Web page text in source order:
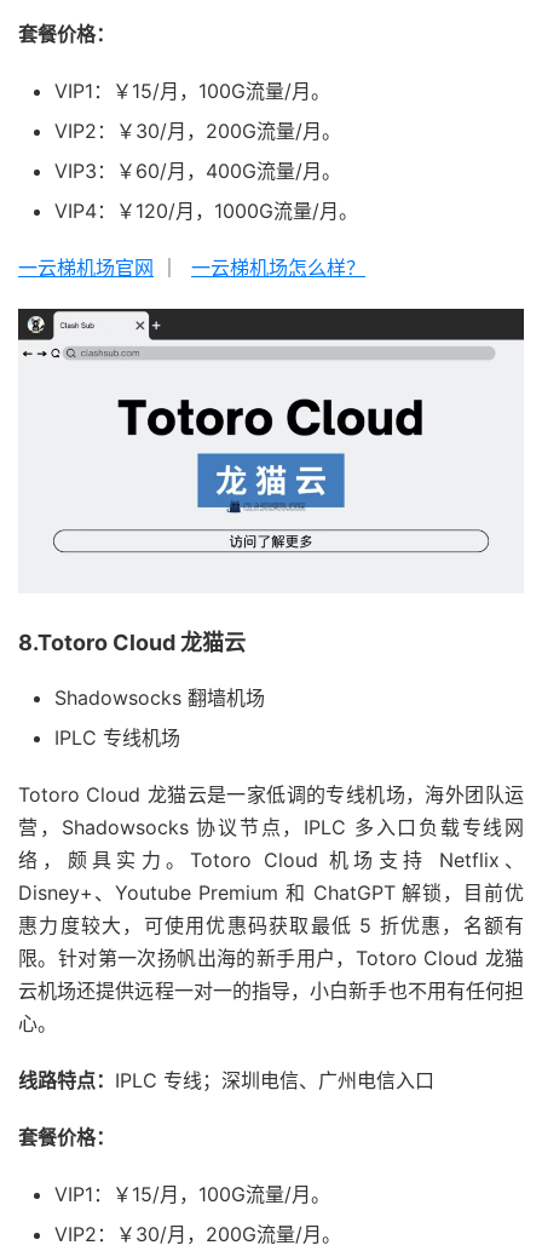
套餐价格：
VIP1：￥15/月，100G流量/月。
VIP2：￥30/月，200G流量/月。
VIP3：￥60/月，400G流量/月。
VIP4：￥120/月，1000G流量/月。
一云梯机场官网 一云梯机场怎么样？
8.Totoro Cloud 龙猫云
Shadowsocks 翻墙机场
IPLC 专线机场
Totoro Cloud 龙猫云是一家低调的专线机场，海外团队运
营，Shadowsocks 协议节点，IPLC 多入口负载专线网
络，颇具实力。Totoro Cloud 机场支持 Netflix、
Disney+、Youtube Premium 和 ChatGPT 解锁，目前优
惠力度较大，可使用优惠码获取最低 5 折优惠，名额有
限。针对第一次扬帆出海的新手用户，Totoro Cloud 龙猫
云机场还提供远程一对一的指导，小白新手也不用有任何担
心。
线路特点： IPLC 专线；深圳电信、广州电信入口
套餐价格：
VIP1：￥15/月，100G流量/月。
VIP2：￥30/月，200G流量/月。